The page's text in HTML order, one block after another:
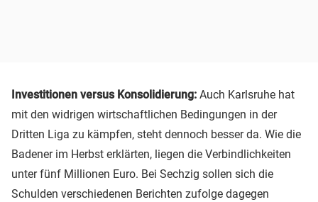
Investitionen versus Konsolidierung: Auch Karlsruhe hat
mit den widrigen wirtschaftlichen Bedingungen in der
Dritten Liga zu kämpfen, steht dennoch besser da. Wie die
Badener im Herbst erklärten, liegen die Verbindlichkeiten
unter fünf Millionen Euro. Bei Sechzig sollen sich die
Schulden verschiedenen Berichten zufolge dagegen